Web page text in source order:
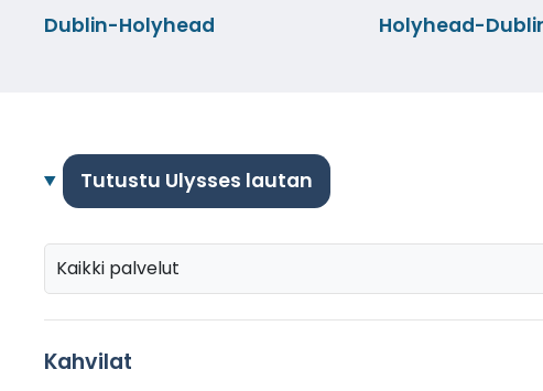
Dublin-Holyhead Holyhead-
Tutustu Ulysses lautan
Kaikki palvelut
Kahvilat